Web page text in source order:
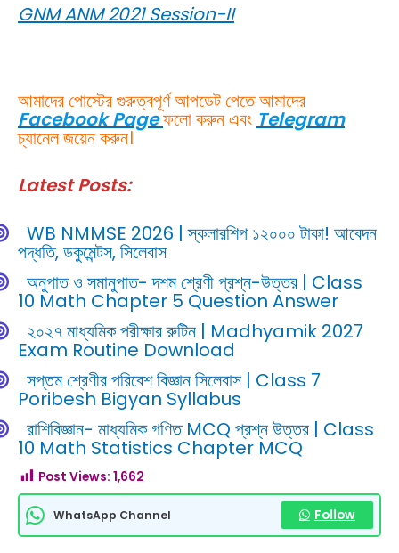
GNM ANM 2021 Session-II
আমাদের পোস্টের গুরুত্বপূর্ণ আপডেট পেতে আমাদের
Facebook Pageফলো করুন এবং Telegram
চ্যানেল জয়েন করুন।
Latest Posts:
WB NMMSE 2026 | স্কলারশিপ ১২০০০ টাকা! আবেদন
পদ্ধতি, ডকুমেন্টস, সিলেবাস
অনুপাত ও সমানুপাত- দশম শ্রেণী প্রশ্ন-উত্তর | Class
10 Math Chapter 5 Question Answer
২০২৭ মাধ্যমিক পরীক্ষার রুটিন | Madhyamik 2027
Exam Routine Download
সপ্তম শ্রেণীর পরিবেশ বিজ্ঞান সিলেবাস | Class 7
Poribesh Bigyan Syllabus
রাশিবিজ্ঞান- মাধ্যমিক গণিত MCQ প্রশ্ন উত্তর | Class
10 Math Statistics Chapter MCQ
Post Views: 1,662
WhatsApp Channel Follow